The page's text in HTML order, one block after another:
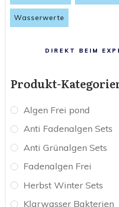
Wasserwerte
DIREKT BEIM
Produkt-
Algen Frei pond
Anti Fadenalgen Sets
Anti Grünalgen Sets
Fadenalgen Frei
Herbst Winter Sets
Klarwasser Bakterien